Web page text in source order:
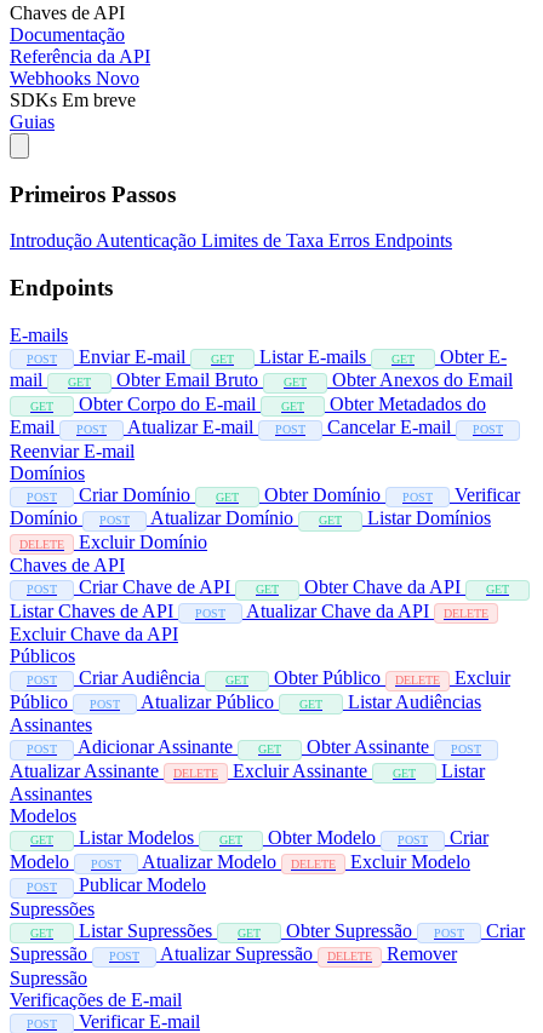
Chaves de API
Documentação
Referência da API
Webhooks Novo
SDKs Em breve
Guias
Primeiros Passos
Introdução Autenticação Limites de Taxa Erros Endpoints
Endpoints
E-mails
POST Enviar E-mail GET Listar E-mails GET
Obter E-
mail
GET Obter Email Bruto GET Obter Anexos do Email
GET Obter Corpo do E-mail GET
Obter Metadados do
Email
POST Atualizar E-mail POST Cancelar E-mail POST
Reenviar E-mail
Domínios
POST Criar Domínio GET Obter Domínio POST
Verificar
Domínio
POST Atualizar Domínio GET Listar Domínios
DELETE
Excluir Domínio
Chaves de API
POST Criar Chave de API GET Obter Chave da API GET
Listar Chaves de API POST Atualizar Chave da API DELETE
Excluir Chave da API
Públicos
POST Criar Audiência GET Obter Público DELETE
Excluir
Público
POST Atualizar Público GET
Listar Audiências
Assinantes
POST Adicionar Assinante GET Obter Assinante POST
Atualizar Assinante DELETE Excluir Assinante GET
Listar
Assinantes
Modelos
GET Listar Modelos GET Obter Modelo POST
Criar
Modelo
POST Atualizar Modelo DELETE Excluir Modelo
POST
Publicar Modelo
Supressões
GET Listar Supressões GET Obter Supressão POST
Criar
Supressão
POST Atualizar Supressão DELETE
Remover
Supressão
Verificações de E-mail
POST
Verificar E-mail